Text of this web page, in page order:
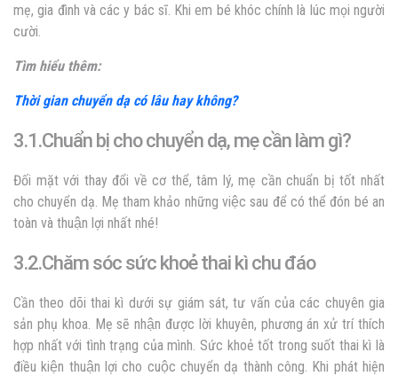
mẹ, gia đình và các y bác sĩ. Khi em bé khóc chính là lúc mọi người
cười.
Tìm hiểu thêm:
Thời gian chuyển dạ có lâu hay không?
3.1.Chuẩn bị cho chuyển dạ, mẹ cần làm gì?
Đối mặt với thay đổi về cơ thể, tâm lý, mẹ cần chuẩn bị tốt nhất
cho chuyển dạ. Mẹ tham khảo những việc sau để có thể đón bé an
toàn và thuận lợi nhất nhé!
3.2.Chăm sóc sức khoẻ thai kì chu đáo
Cần theo dõi thai kì dưới sự giám sát, tư vấn của các chuyên gia
sản phụ khoa. Mẹ sẽ nhận được lời khuyên, phương án xử trí thích
hợp nhất với tình trạng của mình. Sức khoẻ tốt trong suốt thai kì là
điều kiện thuận lợi cho cuộc chuyển dạ thành công. Khi phát hiện